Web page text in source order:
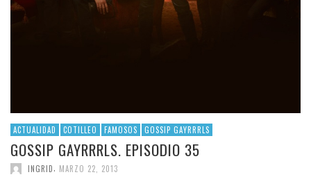
ACTUALIDAD COTILLEO FAMOSOS GOSSIP GAYRRRLS
GOSSIP GAYRRRLS. EPISODIO 35
INGRID MARZO 22, 2013